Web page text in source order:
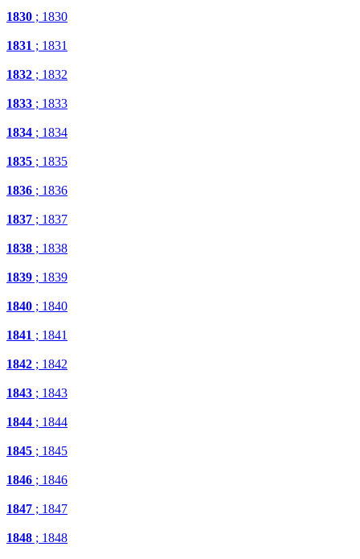
1830 ; 1830
1831 ; 1831
1832 ; 1832
1833 ; 1833
1834 ; 1834
1835 ; 1835
1836 ; 1836
1837 ; 1837
1838 ; 1838
1839 ; 1839
1840 ; 1840
1841 ; 1841
1842 ; 1842
1843 ; 1843
1844 ; 1844
1845 ; 1845
1846 ; 1846
1847 ; 1847
1848 ; 1848